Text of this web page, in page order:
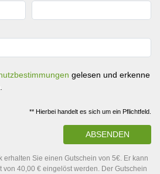
gelesen und erkenne
** Hierbei handelt es sich um ein Pflichtfeld.
ABSENDEN
erhalten Sie einen Gutschein von 5€. Er kann
40,00 € eingelöst werden. Der Gutschein